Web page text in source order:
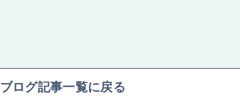
ブログ記事一覧に戻る